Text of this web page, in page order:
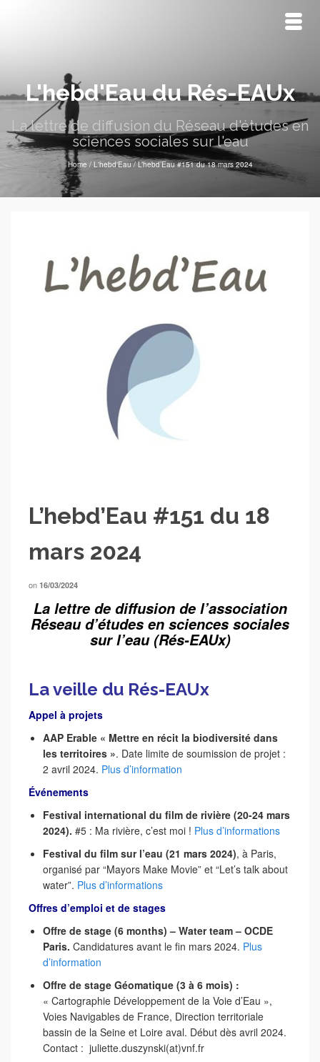
L'hebd'Eau du Rés-EAUx
La lettre de diffusion du Réseau d'études en
sciences sociales sur l'eau
Home / L'hebd'Eau / L’hebd’Eau #151 du 18 mars 2024
L’hebd’Eau #151 du 18
mars 2024
on 16/03/2024
La lettre de diffusion de l’association
Réseau d’études en sciences sociales
sur l’eau (Rés-EAUx)
La veille du Rés-EAUx
Appel à projets
AAP Erable « Mettre en récit la biodiversité dans
les territoires ». Date limite de soumission de projet :
2 avril 2024. Plus d’information
Événements
Festival international du film de rivière (20-24 mars
2024). #5 : Ma rivière, c’est moi ! Plus d’informations
Festival du film sur l’eau (21 mars 2024), à Paris,
organisé par “Mayors Make Movie” et “Let’s talk about
water”. Plus d’informations
Offres d’emploi et de stages
Offre de stage (6 months) – Water team – OCDE
Paris. Candidatures avant le fin mars 2024. Plus
d’information
Offre de stage Géomatique (3 à 6 mois) :
« Cartographie Développement de la Voie d’Eau »,
Voies Navigables de France, Direction territoriale
bassin de la Seine et Loire aval. Début dès avril 2024.
Contact : juliette.duszynski(at)vnf.fr